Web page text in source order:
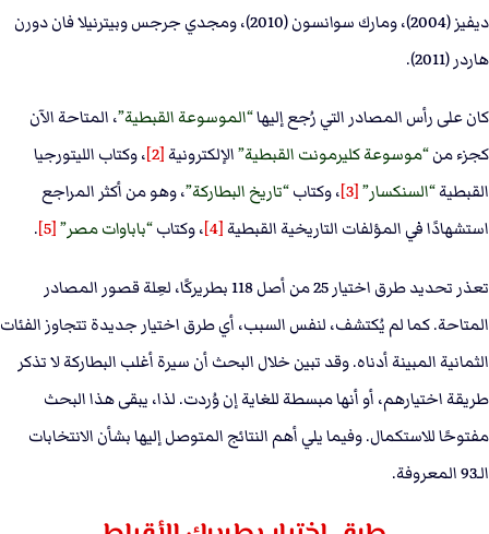
ديفيز (2004)، ومارك سوانسون (2010)، ومجدي جرجس وبيترنيلا فان دورن
هاردر (2011).
كان على رأس المصادر التي رُجع إليها الموسوعة القبطية ، المتاحة الآن
كجزء من موسوعة كليرمونت القبطية الإلكترونية[2] ، وكتاب الليتورجيا
القبطية السنكسار [3] ، وكتاب تاريخ البطاركة ، وهو من أكثر المراجع
استشهادًا في المؤلفات التاريخية القبطية[4] ، وكتاب باباوات مصر [5]
.
تعذر تحديد طرق اختيار 25 من أصل 118 بطريركًا، لعِلة قصور المصادر
المتاحة. كما لم يُكتشف، لنفس السبب، أي طرق اختيار جديدة تتجاوز الفئات
الثمانية المبينة أدناه. وقد تبين خلال البحث أن سيرة أغلب البطاركة لا تذكر
طريقة اختيارهم، أو أنها مبسطة للغاية إن وُردت. لذا، يبقى هذا البحث
مفتوحًا للاستكمال. وفيما يلي أهم النتائج المتوصل إليها بشأن الانتخابات
الـ93 المعروفة.